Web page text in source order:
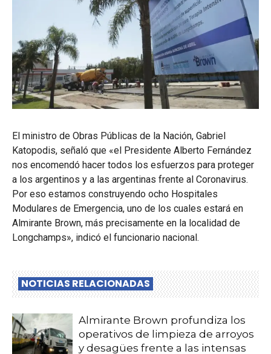
El ministro de Obras Públicas de la Nación, Gabriel
Katopodis, señaló que «el Presidente Alberto Fernández
nos encomendó hacer todos los esfuerzos para proteger
a los argentinos y a las argentinas frente al Coronavirus.
Por eso estamos construyendo ocho Hospitales
Modulares de Emergencia, uno de los cuales estará en
Almirante Brown, más precisamente en la localidad de
Longchamps», indicó el funcionario nacional.
NOTICIAS RELACIONADAS
Almirante Brown profundiza los
operativos de limpieza de arroyos
y desagües frente a las intensas